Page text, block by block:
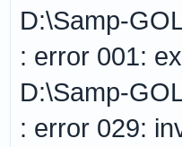
D:\Samp-
: error 001:
D:\Samp-
: error 029: